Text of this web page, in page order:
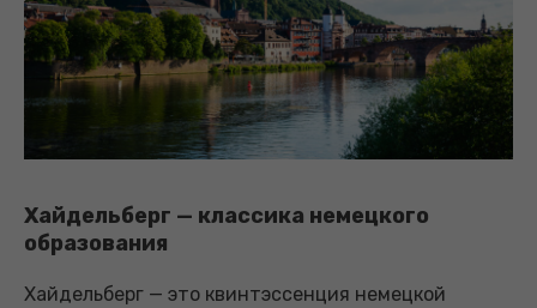
Хайдельберг — классика немецкого
образования
Хайдельберг — это квинтэссенция немецкой